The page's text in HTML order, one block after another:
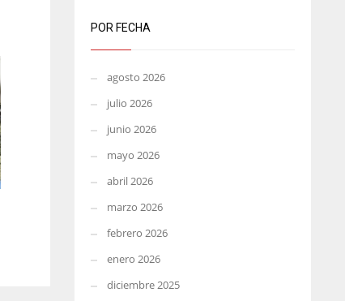
POR FECHA
agosto 2026
julio 2026
junio 2026
mayo 2026
abril 2026
marzo 2026
febrero 2026
enero 2026
diciembre 2025